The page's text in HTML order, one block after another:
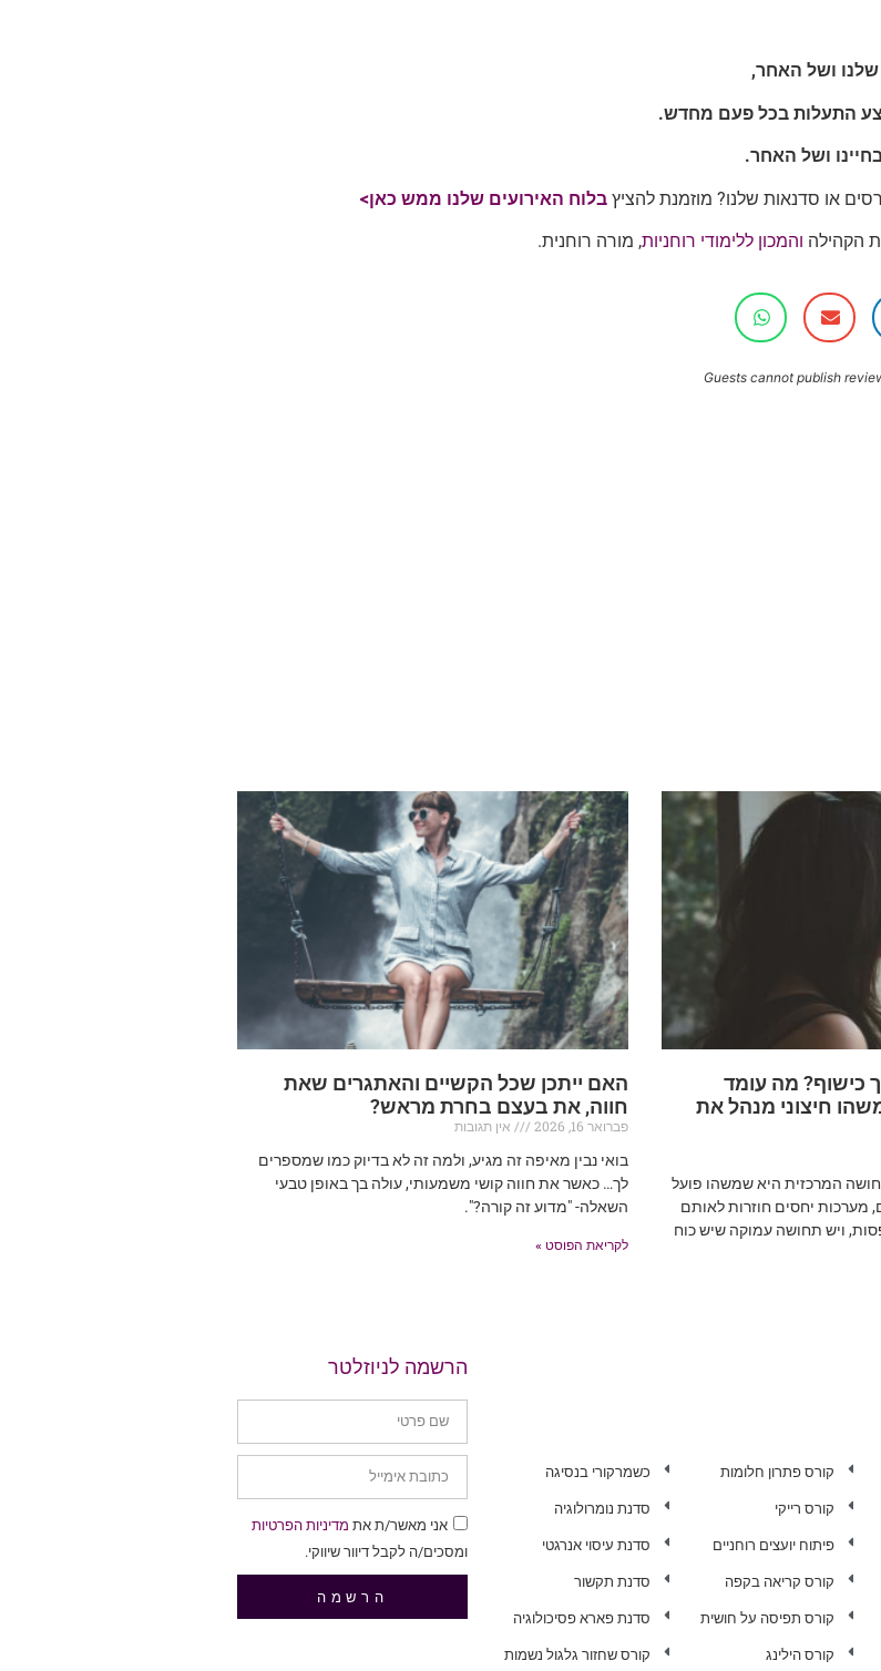
ושל האחר,
התעלות בכל פעם מחדש.
ושל האחר.
או סדנאות שלנו? מוזמנת להציץבלוח האירועים שלנו ממש כאן>
הקהילה והמכון ללימודי רוחניות, מורה רוחנית.
כישוף? מה עומד
חיצוני מנהל את
המרכזית היא שמשהו פועל
מערכות יחסים חוזרות לאותם
ויש תחושה עמוקה שיש כוח
האם ייתכן שכל הקשיים והאתגרים שאת
חווה, את בעצם בחרת מראש?
פברואר 16, 2026
אין תגובות
בואי נבין מאיפה זה מגיע, ולמה זה לא בדיוק כמו שמספרים
לך… כאשר את חווה קושי משמעותי, עולה בך באופן טבעי
השאלה- "מדוע זה קורה?".
לקריאת הפוסט »
קורס פתרון חלומות
קורס רייקי
פיתוח יועצים רוחניים
קורס קריאה בקפה
קורס תפיסה על חושית
קורס הילינג
כשמרקורי בנסיגה
סדנת נומרולוגיה
סדנת עיסוי אנרגטי
סדנת תקשור
סדנת פארא פסיכולוגיה
קורס שחזור גלגול נשמות
הרשמה לניוזלטר
אני מאשר/ת את מדיניות הפרטיות
ומסכים/ה לקבל דיוור שיווקי.
הרשמה